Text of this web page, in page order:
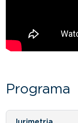
Programa